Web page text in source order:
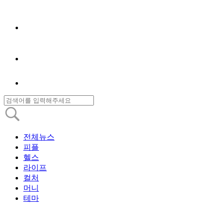
전체뉴스
피플
헬스
라이프
컬처
머니
테마